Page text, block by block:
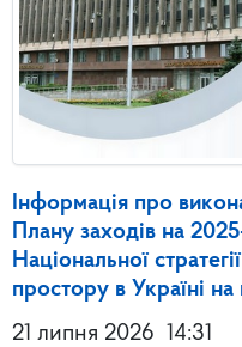
Інформація про
Плану заходів на
Національної
простору в Україні
21 липня 2026 14:31